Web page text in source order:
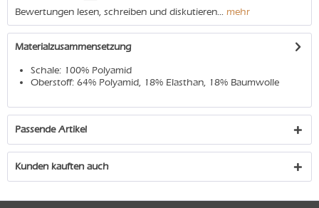
Bewertungen lesen, schreiben und diskutieren... mehr
Materialzusammensetzung
Schale: 100% Polyamid
Oberstoff: 64% Polyamid, 18% Elasthan, 18% Baumwolle
Passende Artikel
Kunden kauften auch